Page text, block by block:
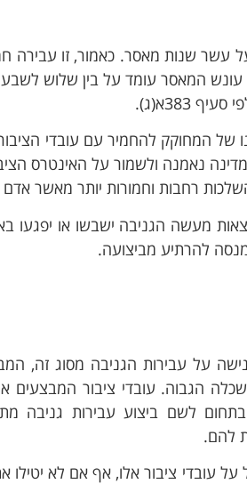
עשר שנות מאסר. כאמור, זו עבירה
עונש המאסר עומד על בין שלוש
המחוקק להחמיר עם עובדי
נאמנה ולשמור על האינטרס
רחבות וחמורות יותר מאשר אדם
מעשה הגניבה ישבשו או יפגעו
להרתיע מביצועה.
על עבירות הגניבה מסוג זה,
הגבוה. עובדי ציבור המבצעים
לשם ביצוע עבירות גניבה
להם.
עובדי ציבור אלו, אף אם לא